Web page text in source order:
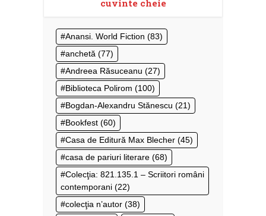
cuvinte cheie
Anansi. World Fiction (83)
anchetă (77)
Andreea Răsuceanu (27)
Biblioteca Polirom (100)
Bogdan-Alexandru Stănescu (21)
Bookfest (60)
Casa de Editură Max Blecher (45)
casa de pariuri literare (68)
Colecţia: 821.135.1 – Scriitori români
contemporani (22)
colecţia n’autor (38)